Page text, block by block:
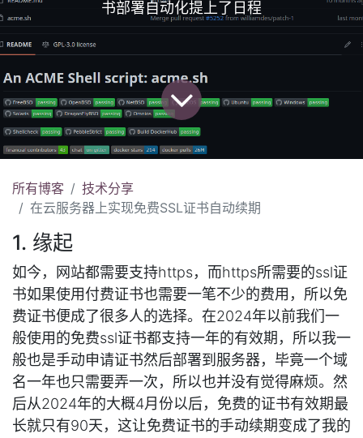
书部署自动化提上了日程
所有博客
技术分享
在云服务器上实现免费SSL证书自动续期
1. 缘起
如今，网站都需要支持https，而https所需要的ssl证
书如果使用付费证书也需要一笔不少的费用，所以免
费证书便成了很多人的选择。在2024年以前我们一
般使用的免费ssl证书都支持一年的有效期，所以我一
般也是手动申请证书然后部署到服务器，毕竟一个域
名一年也只需要弄一次，所以也并没有觉得麻烦。然
后从2024年的大概4月份以后，免费的证书有效期最
长就只有90天，这让免费证书的手动续期变成了我的